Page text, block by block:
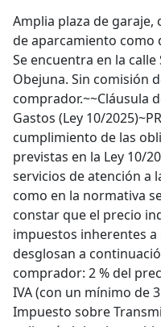
Amplia plaza de
de aparcamiento como
Se encuentra en la calle
Obejuna. Sin comisión
comprador.~~Cláusula
Gastos (Ley 10/
cumplimiento de las
previstas en la Ley 10/
servicios de atención a
como en la normativa
constar que el precio
impuestos inherentes a
desglosan a
comprador: 2 % del
IVA (con un mínimo de
Impuesto sobre